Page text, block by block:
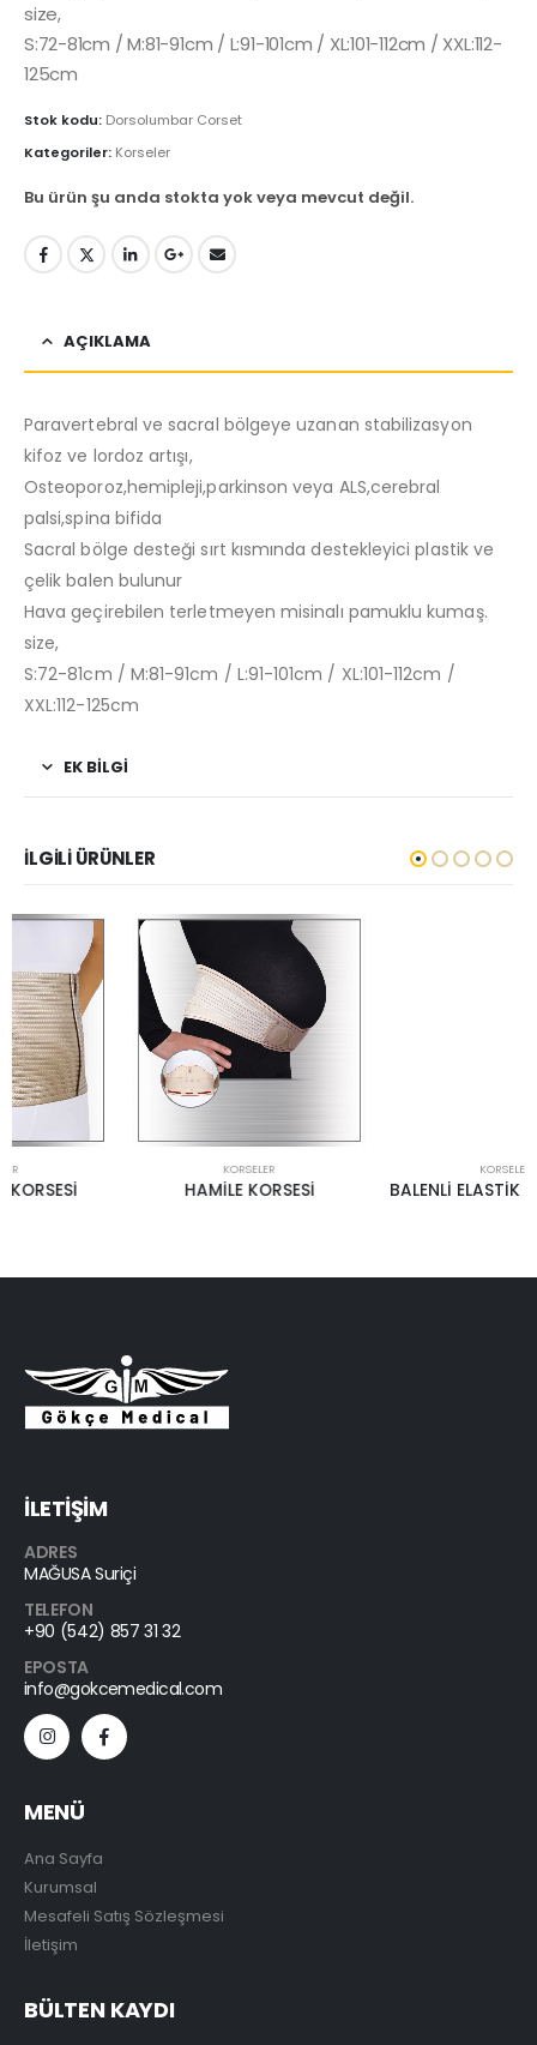
size,
S:72-81cm / M:81-91cm / L:91-101cm / XL:101-112cm / XXL:112-
125cm
Stok kodu: Dorsolumbar Corset
Kategoriler: Korseler
Bu ürün şu anda stokta yok veya mevcut değil.
AÇIKLAMA
Paravertebral ve sacral bölgeye uzanan stabilizasyon
kifoz ve lordoz artışı,
Osteoporoz,hemipleji,parkinson veya ALS,cerebral
palsi,spina bifida
Sacral bölge desteği sırt kısmında destekleyici plastik ve
çelik balen bulunur
Hava geçirebilen terletmeyen misinalı pamuklu kumaş.
size,
S:72-81cm / M:81-91cm / L:91-101cm / XL:101-112cm /
XXL:112-125cm
EK BILGI
İLGILI ÜRÜNLER
HAMİLE KORSESİ BALENLİ ELASTİK BEL KORSESİ
İLETİŞİM
ADRES
MAĞUSA Suriçi
TELEFON
+90 (542) 857 31 32
EPOSTA
info@gokcemedical.com
MENÜ
Ana Sayfa
Kurumsal
Mesafeli Satış Sözleşmesi
İletişim
BÜLTEN KAYDI